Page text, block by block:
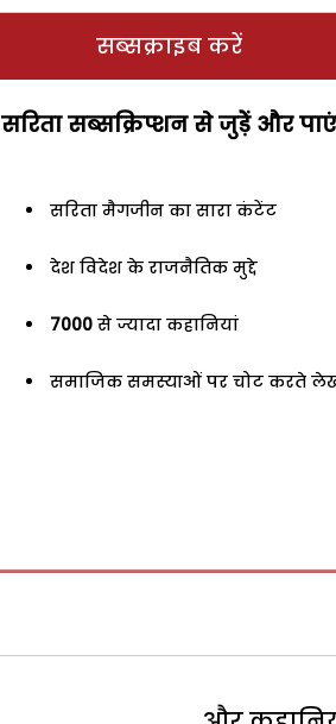
सब्सक्राइब करें
सरिता सब्सक्रिप्शन से जुड़ेें और पाएं
सरिता मैगजीन का सारा कंटेंट
देश विदेश के राजनैतिक मुद्दे
7000 से ज्यादा कहानियां
समाजिक समस्याओं पर चोट करते